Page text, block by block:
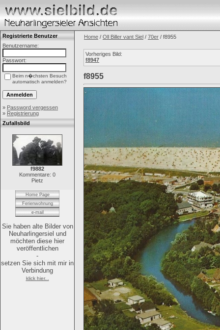
Registrierte Benutzer
Benutzername:
Passwort:
Beim n�chsten Besuch
automatisch anmelden?
» Password vergessen
» Registrierung
Zufallsbild
f9882
Kommentare: 0
Pietz
Home Page
Ferienwohnung
e-mail
Sie haben alte Bilder von
Neuharlingersiel und
möchten diese hier
veröffentlichen
-
setzen Sie sich mit mir in
Verbindung
klick hier...
Home / Oll Biller vant Siel / 70er / f8955
Vorheriges Bild:
f8947
f8955